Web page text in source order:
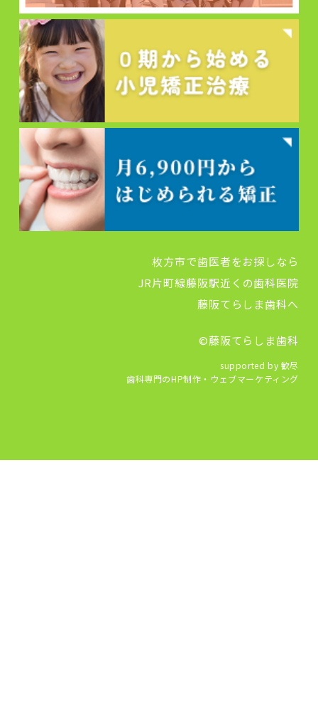
枚方市で歯医者をお探しなら
JR片町線藤阪駅近くの歯科医院
藤阪てらしま歯科へ
©藤阪てらしま歯科
supported by 歓尽
歯科専門のHP制作・ウェブマーケティング